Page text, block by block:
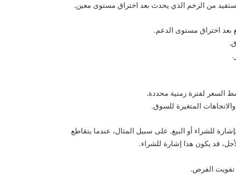
تستفيد من الزخم الذي يحدث بعد اختراق مستوى معين.
بعد اختراق مستوى الدعم.
السعر لفترة زمنية محددة.
المتغيرة للسوق.
للشراء أو البيع. على سبيل المثال، عندما يتقاطع
قد يكون هذا إشارة للشراء.
تفويت الفرص.